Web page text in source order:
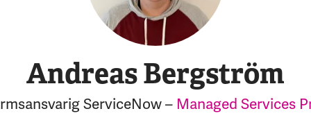
Andreas Bergström
ServiceNow – Managed Services